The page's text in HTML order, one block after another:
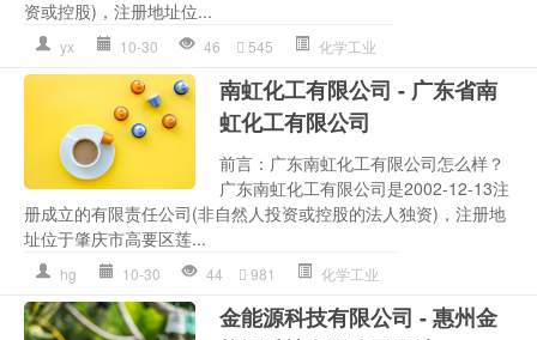
资或控股)，注册地址位...
yx 10-30 46 545 化学工业
南虹化工有限公司 - 广东省南
虹化工有限公司
前言：广东南虹化工有限公司怎么样？
广东南虹化工有限公司是2002-12-13注
册成立的有限责任公司(非自然人投资或控股的法人独资)，注册地
址位于肇庆市高要区莲...
hg 10-30 44 981 化学工业
金能源科技有限公司 - 惠州金